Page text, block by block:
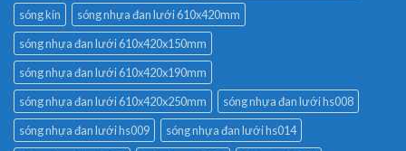
sóng kín
sóng nhựa đan lưới 610x420mm
sóng nhựa đan lưới 610x420x150mm
sóng nhựa đan lưới 610x420x190mm
sóng nhựa đan lưới 610x420x250mm
sóng nhựa đan lưới hs008
sóng nhựa đan lưới hs009
sóng nhựa đan lưới hs014